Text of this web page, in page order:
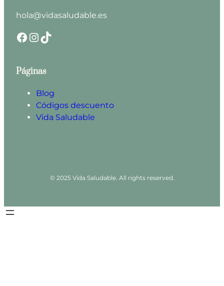
hola@vidasaludable.es
Facebook InstagramTikTok
Páginas
Blog
Códigos descuento
Vida Saludable
© 2025 Vida Saludable. All rights reserved.